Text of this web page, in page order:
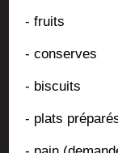
- fruits
- conserves
- bis­cuits
- plats